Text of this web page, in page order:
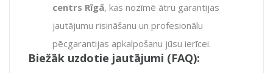
centrs Rīgā, kas nozīmē ātru garantijas
jautājumu risināšanu un profesionālu
pēcgarantijas apkalpošanu jūsu ierīcei.
Biežāk uzdotie jautājumi (FAQ):